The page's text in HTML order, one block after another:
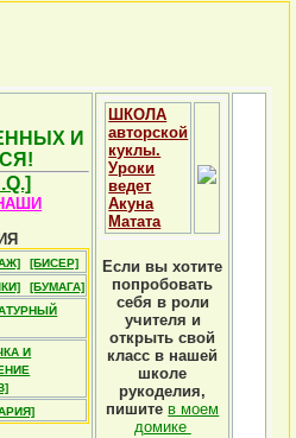
И
[БИСЕР]
[БУМАГА]
И
ШКОЛА
авторской
куклы.
Уроки
ведет
Акуна
Матата
Если вы хотите
попробовать
себя в роли
учителя и
открыть свой
класс в нашей
школе
рукоделия,
пишите в моем
домике